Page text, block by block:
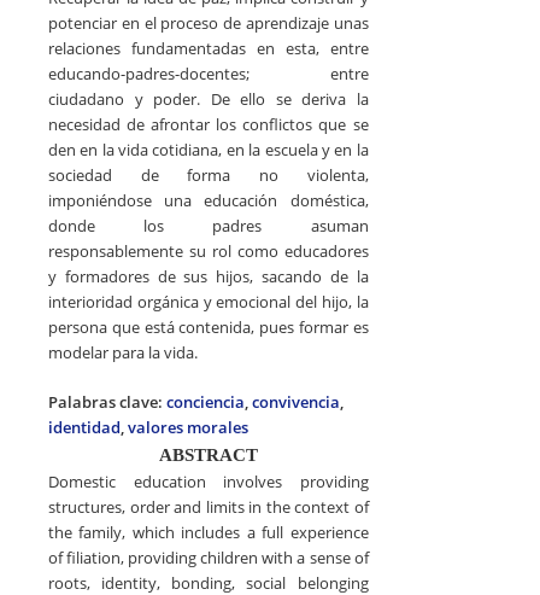
potenciar en el proceso de aprendizaje unas
relaciones fundamentadas en esta, entre
educando-padres-docentes; entre
ciudadano y poder. De ello se deriva la
necesidad de afrontar los conflictos que se
den en la vida cotidiana, en la escuela y en la
sociedad de forma no violenta,
imponiéndose una educación doméstica,
donde los padres asuman
responsablemente su rol como educadores
y formadores de sus hijos, sacando de la
interioridad orgánica y emocional del hijo, la
persona que está contenida, pues formar es
modelar para la vida.
Palabras clave: conciencia,convivencia,
identidad,valores morales
ABSTRACT
Domestic education involves providing
structures, order and limits in the context of
the family, which includes a full experience
of filiation, providing children with a sense of
roots, identity, bonding, social belonging